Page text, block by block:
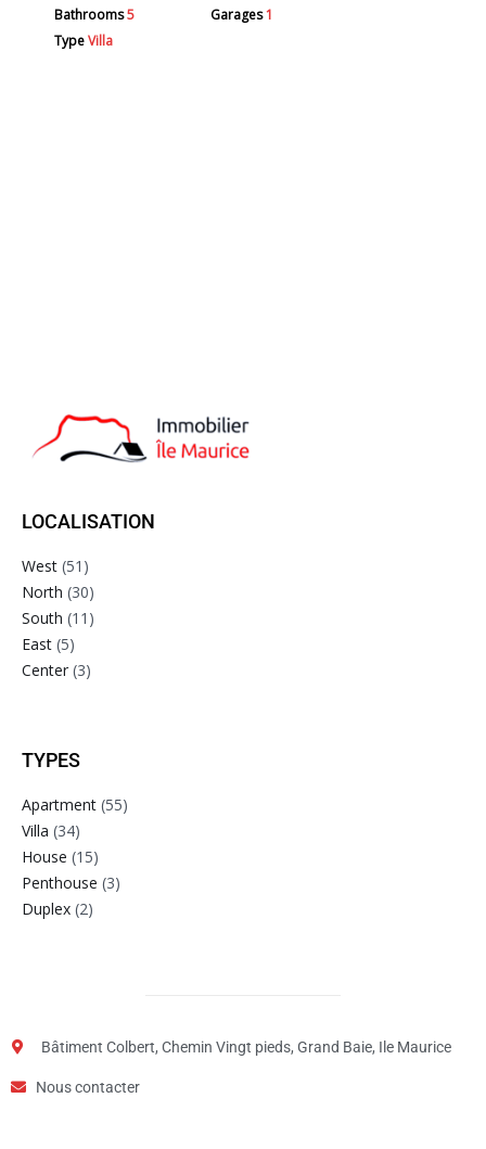
Bathrooms5 Garages1
TypeVilla
LOCALISATION
West (51)
North (30)
South (11)
East (5)
Center (3)
TYPES
Apartment (55)
Villa (34)
House (15)
Penthouse (3)
Duplex (2)
Bâtiment Colbert, Chemin Vingt pieds, Grand Baie, Ile Maurice
Nous contacter